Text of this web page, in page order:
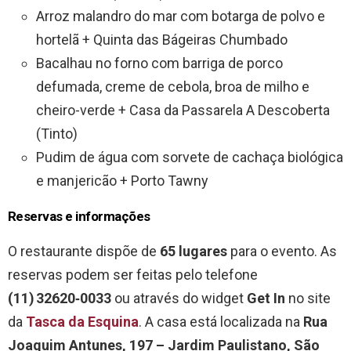
Arroz malandro do mar com botarga de polvo e
hortelã + Quinta das Bágeiras Chumbado
Bacalhau no forno com barriga de porco
defumada, creme de cebola, broa de milho e
cheiro-verde + Casa da Passarela A Descoberta
(Tinto)
Pudim de água com sorvete de cachaça biológica
e manjericão + Porto Tawny
Reservas e informações
O restaurante dispõe de 65 lugares para o evento. As
reservas podem ser feitas pelo telefone
(11) 32620‑0033 ou através do widget Get In no site
da Tasca da Esquina. A casa está localizada na Rua
Joaquim Antunes, 197 – Jardim Paulistano, São